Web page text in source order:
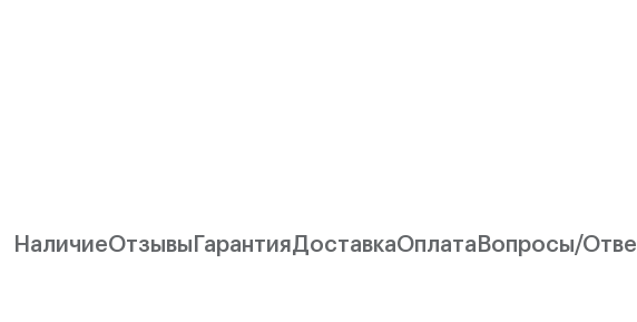
НаличиеОтзывы ГарантияДоставкаОплата Вопросы/